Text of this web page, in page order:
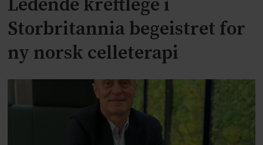
Ledende kreftlege i
Storbritannia begeistret for
ny norsk celleterapi